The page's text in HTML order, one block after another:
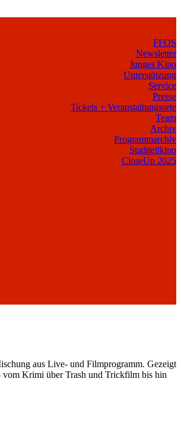
FFOS
Newsletter
Junges Kino
Unterstützung
Service
Presse
Tickets + Veranstaltungsorte
Team
Archiv
Programmarchiv
Stadtteilkino
CloseUp 2025
aus Live- und Filmprogramm. Gezeigt
vom Krimi über Trash und Trickfilm bis hin